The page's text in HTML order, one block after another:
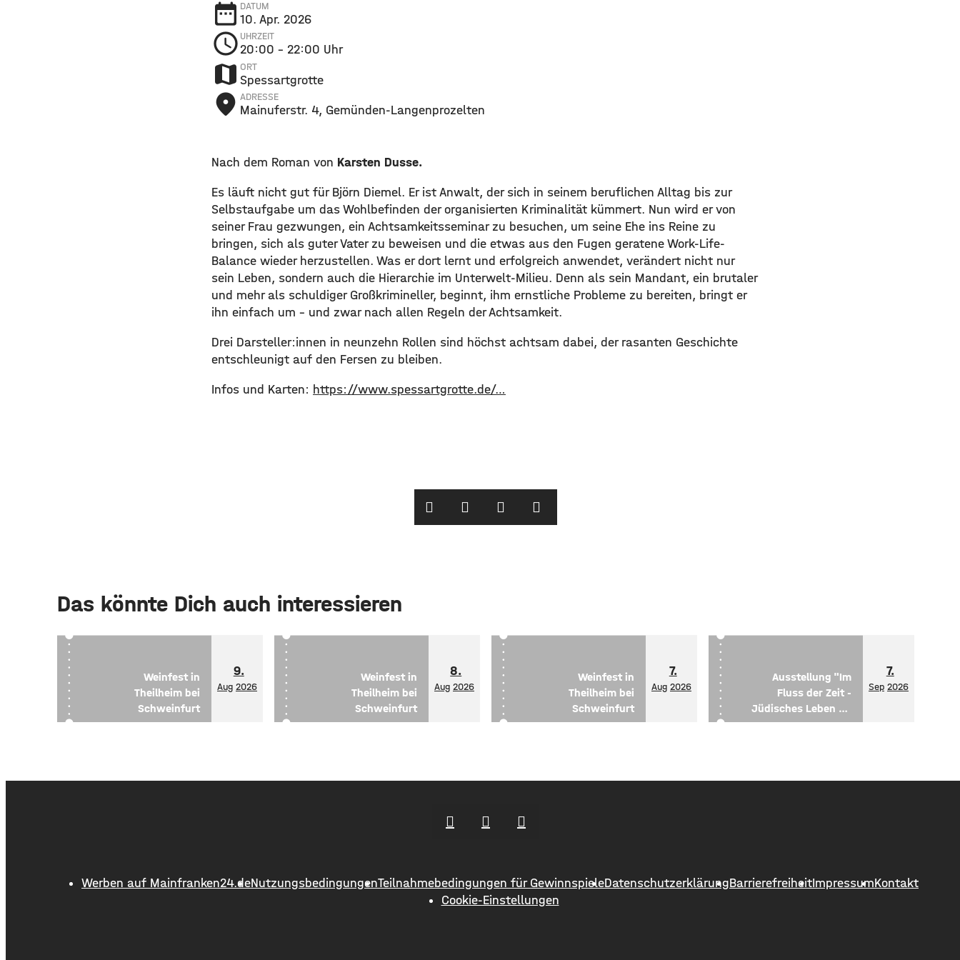
date_range DATUM
10. Apr. 2026
schedule UHRZEIT
20:00 – 22:00 Uhr
map ORT
Spessartgrotte
place ADRESSE
Mainuferstr. 4, Gemünden-Langenprozelten
Nach dem Roman von Karsten Dusse.
Es läuft nicht gut für Björn Diemel. Er ist Anwalt, der sich in seinem beruflichen Alltag bis zur
Selbstaufgabe um das Wohlbefinden der organisierten Kriminalität kümmert. Nun wird er von
seiner Frau gezwungen, ein Achtsamkeitsseminar zu besuchen, um seine Ehe ins Reine zu
bringen, sich als guter Vater zu beweisen und die etwas aus den Fugen geratene Work-Life-
Balance wieder herzustellen. Was er dort lernt und erfolgreich anwendet, verändert nicht nur
sein Leben, sondern auch die Hierarchie im Unterwelt-Milieu. Denn als sein Mandant, ein brutaler
und mehr als schuldiger Großkrimineller, beginnt, ihm ernstliche Probleme zu bereiten, bringt er
ihn einfach um – und zwar nach allen Regeln der Achtsamkeit.
Drei Darsteller:innen in neunzehn Rollen sind höchst achtsam dabei, der rasanten Geschichte
entschleunigt auf den Fersen zu bleiben.
Infos und Karten: https://www.spessartgrotte.de/…
Das könnte Dich auch interessieren
Weinfest in
Theilheim bei
Schweinfurt
9.
Aug 2026
Weinfest in
Theilheim bei
Schweinfurt
8.
Aug 2026
Weinfest in
Theilheim bei
Schweinfurt
7.
Aug 2026
Ausstellung "Im
Fluss der Zeit -
Jüdisches Leben an
der Oder"
7.
Sep 2026
Werben auf Mainfranken24.deNutzungsbedingungenTeilnahmebedingungen für GewinnspieleDatenschutzerklärungBarrierefreiheitImpressumKontakt
Cookie-Einstellungen